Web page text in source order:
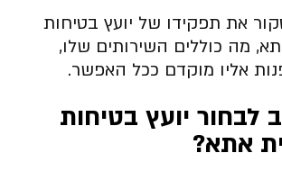
את תפקידו של יועץ בטיחות
מה כוללים השירותים שלו,
אליו מוקדם ככל האפשר.
לבחור יועץ בטיחות
אתא?